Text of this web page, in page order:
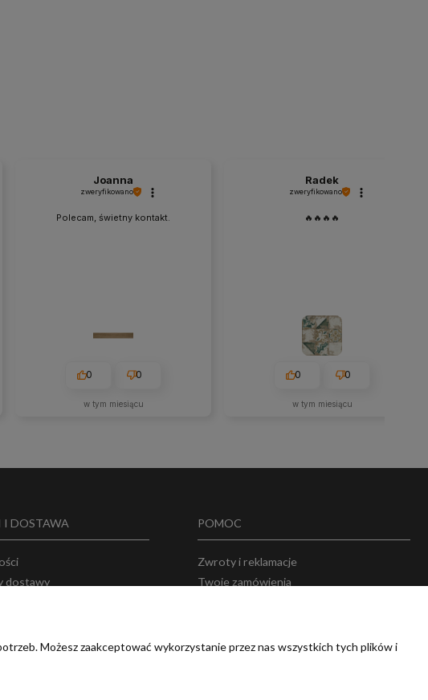
Joanna
zweryfikowano
Polecam, świetny kontakt.
0 0
w tym miesiącu
Radek
zweryfikowano
🔥🔥🔥🔥
0 0
w tym miesiącu
I DOSTAWA
dostawy
POMOC
Zwroty i reklamacje
Twoje zamówienia
Możesz zaakceptować wykorzystanie przez nas wszystkich tych plików i